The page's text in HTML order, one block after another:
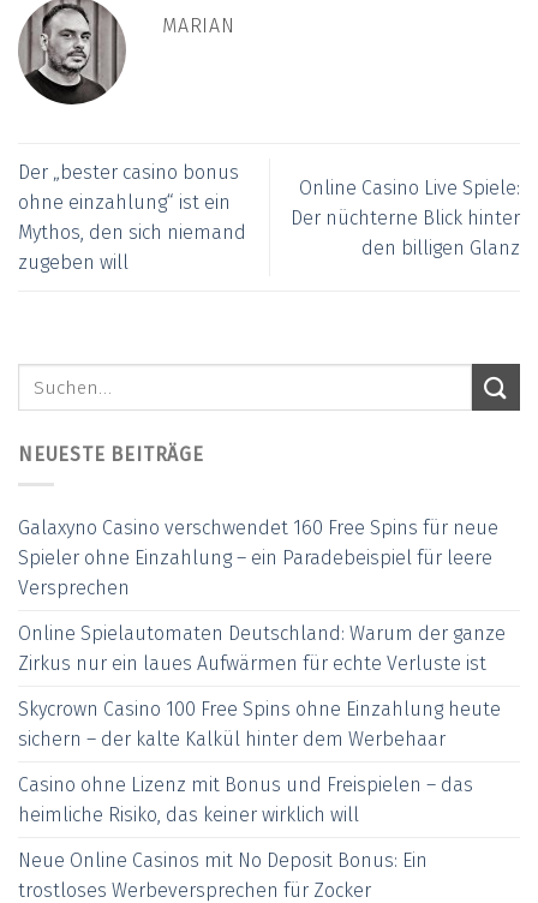
MARIAN
Der „bester casino bonus
ohne einzahlung“ ist ein
Mythos, den sich niemand
zugeben will
Online Casino Live Spiele:
Der nüchterne Blick hinter
den billigen Glanz
NEUESTE BEITRÄGE
Galaxyno Casino verschwendet 160 Free Spins für neue
Spieler ohne Einzahlung – ein Paradebeispiel für leere
Versprechen
Online Spielautomaten Deutschland: Warum der ganze
Zirkus nur ein laues Aufwärmen für echte Verluste ist
Skycrown Casino 100 Free Spins ohne Einzahlung heute
sichern – der kalte Kalkül hinter dem Werbehaar
Casino ohne Lizenz mit Bonus und Freispielen – das
heimliche Risiko, das keiner wirklich will
Neue Online Casinos mit No Deposit Bonus: Ein
trostloses Werbeversprechen für Zocker